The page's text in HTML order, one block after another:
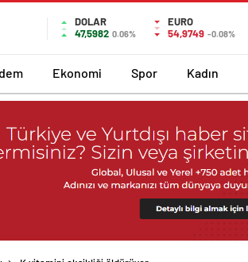
DOLAR
47,5982 0.06%
EURO
54,9749 -0.08%
Ekonomi Spor Kadın